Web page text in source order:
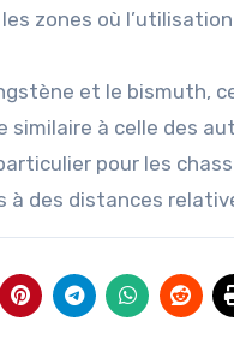
zones où
et le bismuth,
à celle des
pour les
à des distances